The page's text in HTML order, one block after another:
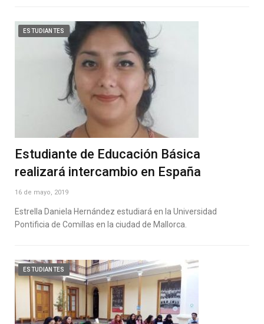
ESTUDIANTES
Estudiante de Educación Básica
realizará intercambio en España
16 de mayo, 2019
Estrella Daniela Hernández estudiará en la Universidad
Pontificia de Comillas en la ciudad de Mallorca.
ESTUDIANTES